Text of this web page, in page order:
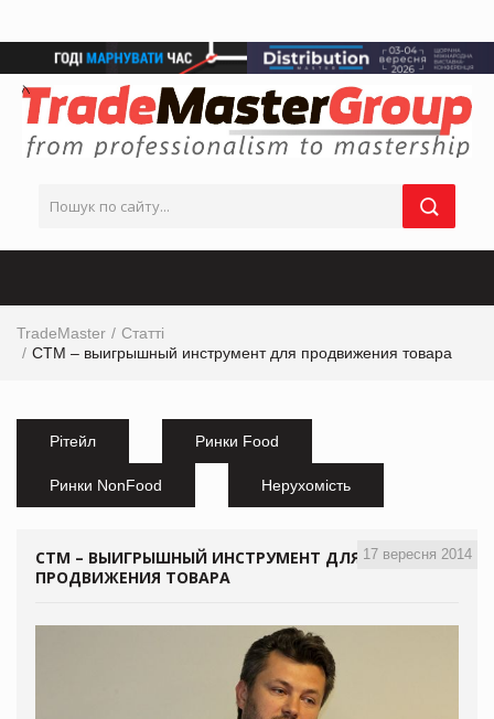
TradeMaster
Статті
СТМ – выигрышный инструмент для продвижения товара
Рітейл Ринки Food
Ринки NonFood Нерухомість
17 вересня 2014
СТМ – ВЫИГРЫШНЫЙ ИНСТРУМЕНТ ДЛЯ
ПРОДВИЖЕНИЯ ТОВАРА